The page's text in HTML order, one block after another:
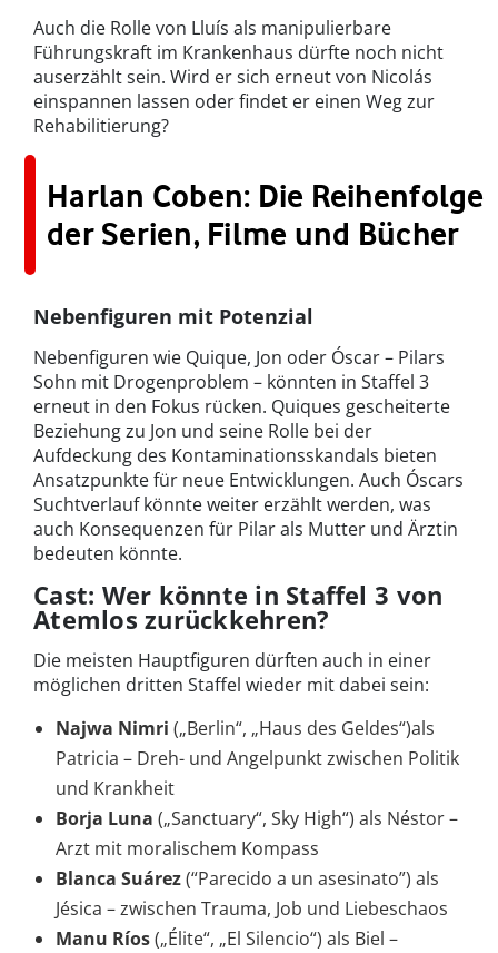
Auch die Rolle von Lluís als manipulierbare
Führungskraft im Krankenhaus dürfte noch nicht
auserzählt sein. Wird er sich erneut von Nicolás
einspannen lassen oder findet er einen Weg zur
Rehabilitierung?
Harlan Coben: Die Reihenfolge
der Serien, Filme und Bücher
Nebenfiguren mit Potenzial
Nebenfiguren wie Quique, Jon oder Óscar – Pilars
Sohn mit Drogenproblem – könnten in Staffel 3
erneut in den Fokus rücken. Quiques gescheiterte
Beziehung zu Jon und seine Rolle bei der
Aufdeckung des Kontaminationsskandals bieten
Ansatzpunkte für neue Entwicklungen. Auch Óscars
Suchtverlauf könnte weiter erzählt werden, was
auch Konsequenzen für Pilar als Mutter und Ärztin
bedeuten könnte.
Cast: Wer könnte in Staffel 3 von
Atemlos zurückkehren?
Die meisten Hauptfiguren dürften auch in einer
möglichen dritten Staffel wieder mit dabei sein:
Najwa Nimri („Berlin“, „Haus des Geldes“)als
Patricia – Dreh- und Angelpunkt zwischen Politik
und Krankheit
Borja Luna („Sanctuary“, Sky High“) als Néstor –
Arzt mit moralischem Kompass
Blanca Suárez(“Parecido a un asesinato”) als
Jésica – zwischen Trauma, Job und Liebeschaos
Manu Ríos(„Élite“, „El Silencio“) als Biel –